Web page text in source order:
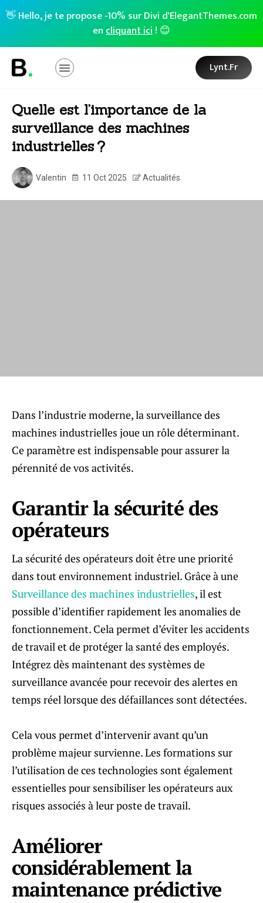
👋 Hello, je te propose -10% sur Divi d'ElegantThemes.com
encliquant ici! 😊
Lynt.fr
Quelle est l’importance de la
surveillance des machines
industrielles ?
Valentin 11 Oct 2025 Actualités
Dans l’industrie moderne, la surveillance des
machines industrielles joue un rôle déterminant.
Ce paramètre est indispensable pour assurer la
pérennité de vos activités.
Garantir la sécurité des
opérateurs
La sécurité des opérateurs doit être une priorité
dans tout environnement industriel. Grâce à une
Surveillance des machines industrielles, il est
possible d’identifier rapidement les anomalies de
fonctionnement. Cela permet d’éviter les accidents
de travail et de protéger la santé des employés.
Intégrez dès maintenant des systèmes de
surveillance avancée pour recevoir des alertes en
temps réel lorsque des défaillances sont détectées.
Cela vous permet d’intervenir avant qu’un
problème majeur survienne. Les formations sur
l’utilisation de ces technologies sont également
essentielles pour sensibiliser les opérateurs aux
risques associés à leur poste de travail.
Améliorer
considérablement la
maintenance prédictive